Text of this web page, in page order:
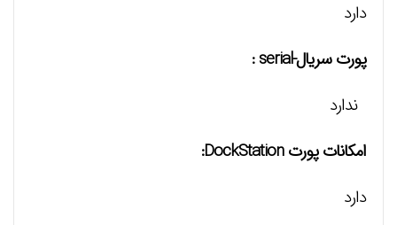
دارد
پورت سریال-serial :
ندارد
امکانات پورت DockStation:
دارد